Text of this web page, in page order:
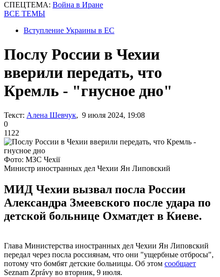
СПЕЦТЕМА: Война в Иране
ВСЕ ТЕМЫ
Вступление Украины в ЕС
Послу России в Чехии
вверили передать, что
Кремль - "гнусное дно"
Текст: Алена Шевчук, 9 июля 2024, 19:08
0
1122
Фото: МЗС Чехії
Министр иностранных дел Чехии Ян Липовский
МИД Чехии вызвал посла России
Александра Змеевского после удара по
детской больнице Охматдет в Киеве.
Глава Министерства иностранных дел Чехии Ян Липовский
передал через посла россиянам, что они "ущербные отбросы",
потому что бомбят детские больницы. Об этом сообщает
Seznam Zprávy во вторник, 9 июля.